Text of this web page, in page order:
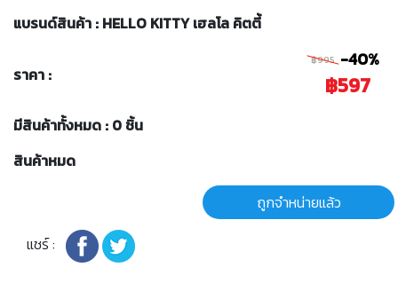
แบรนด์สินค้า : HELLO KITTY เฮลโล คิตตี้
ราคา :
฿995 -40%
฿597
มีสินค้าทั้งหมด : 0 ชิ้น
สินค้าหมด
ถูกจำหน่ายแล้ว
แชร์ :